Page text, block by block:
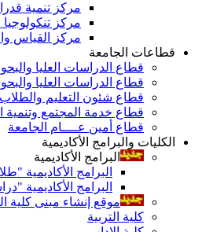
مركز تنمية
مركز
مركز القياس
قطاعات الجامعة
قطاع الدراسات العليا
قطاع الدراسات العليا
قطاع شئون التعليم والطلاب
قطاع خدمة المجتمع وتنمية
قطاع أمين عــــام الجامعة
الكليات والبرامج الأكاديمية
البرامج الأكاديمية
البرامج الأكاديمية
البرامج الأكاديمية
موقع إنشاء مبنى كلية
كلية التربية